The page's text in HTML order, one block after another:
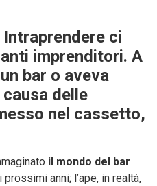
ci
imprenditori. A
bar o aveva
delle
nel cassetto,
il mondo del bar
anni; l’ape, in realtà,